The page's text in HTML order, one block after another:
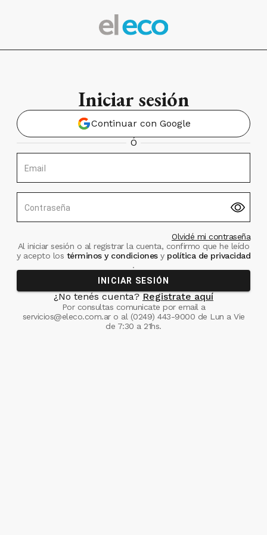
Iniciar sesión
Continuar con Google
Ó
Email
Contraseña
Olvidé mi contraseña
Al iniciar sesión o al registrar la cuenta, confirmo que he leído
y acepto los términos y condiciones ypolítica de privacidad
.
INICIAR SESIÓN
¿No tenés cuenta? Registrate aquí
Por consultas comunicate por email a
servicios@eleco.com.aro al (0249) 443-9000 de Lun a Vie
de 7:30 a 21hs.